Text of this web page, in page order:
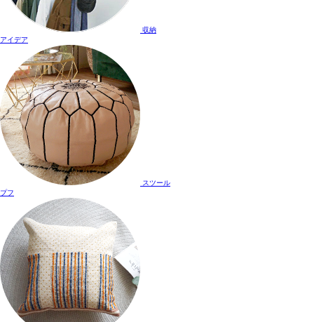
収納
アイデア
スツール
プフ